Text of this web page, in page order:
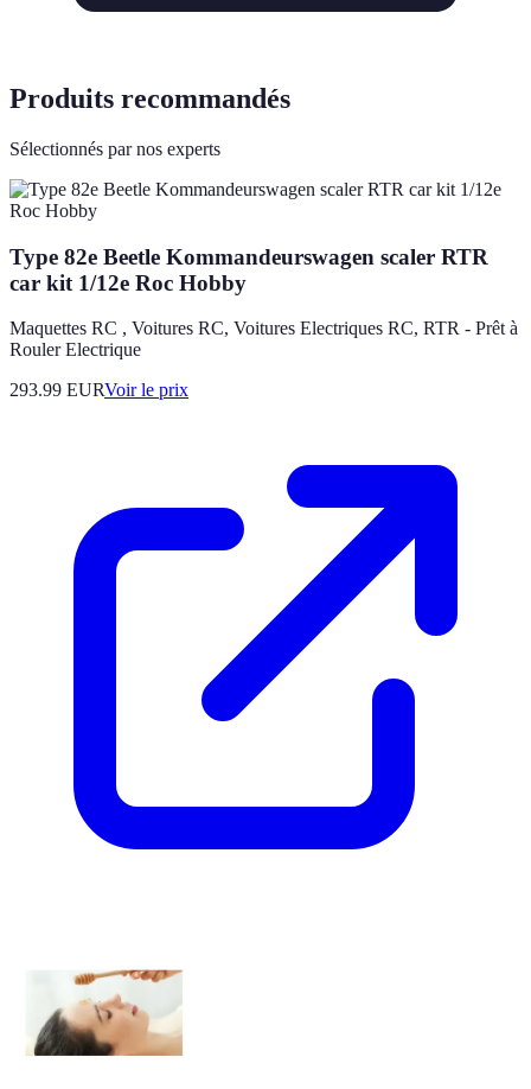
Produits recommandés
Sélectionnés par nos experts
Type 82e Beetle Kommandeurswagen scaler RTR
car kit 1/12e Roc Hobby
Maquettes RC , Voitures RC, Voitures Electriques RC, RTR - Prêt à
Rouler Electrique
293.99 EURVoir le prix